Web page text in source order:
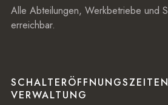
Alle Abteilungen, Werkbetriebe und
erreichbar.
VERWALTUNG